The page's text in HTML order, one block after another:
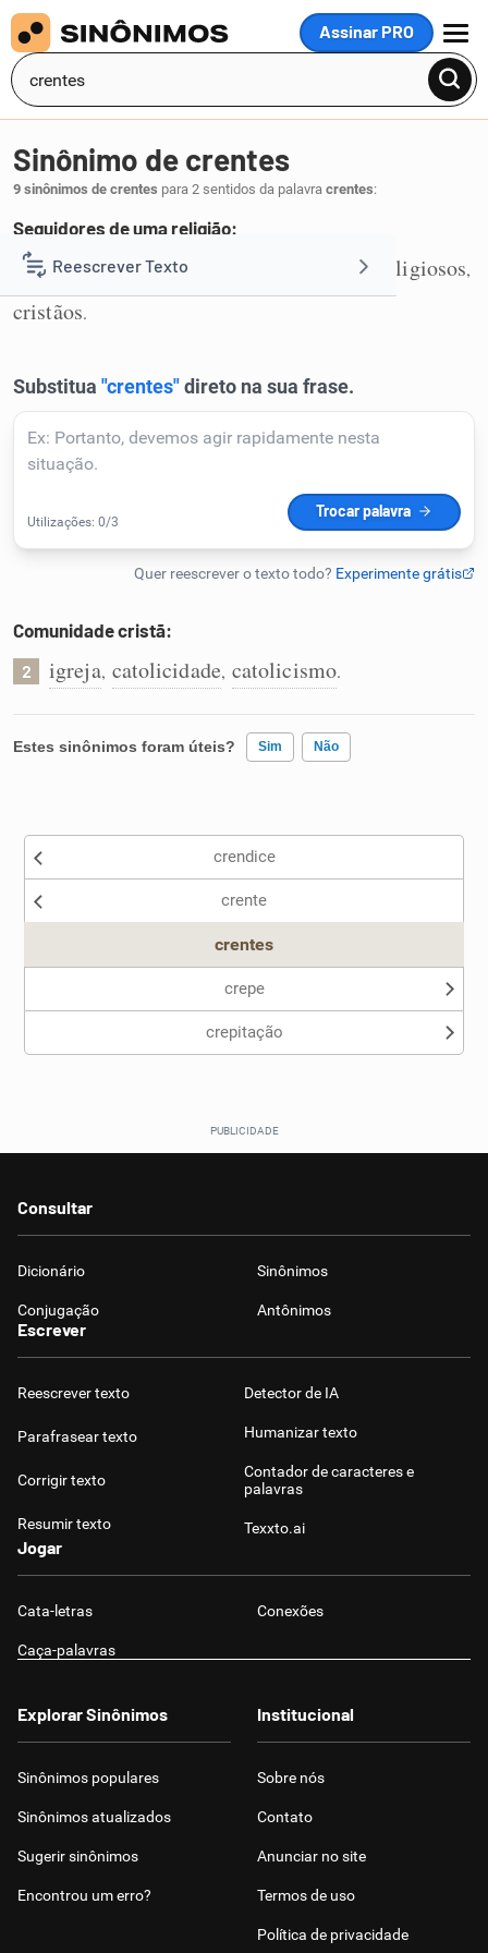
Assinar PRO
MENU
Reescrever Texto
Corrigir Texto
Detector de IA
Humanizador de IA
Cata-letras
Conexões
Caça-palavras
Dicionário
Sinônimo de crentes
9 sinônimos de crentes para 2 sentidos da palavra crentes:
Seguidores de uma religião:
1 fiéis,rebanho,católicos seguidores religiosos,
cristãos.
Comunidade cristã:
2 igreja, catolicidade, catolicismo.
Estes sinônimos foram úteis? Sim Não
Nenhum dos sinônimos apresentados me ajudou
crendice
crente
crentes
crepe
crepitação
Consultar
Dicionário Sinônimos
Conjugação Antônimos
Escrever
Reescrever texto
Parafrasear texto
Corrigir texto
Resumir texto
Detector de IA
Humanizar texto
Contador de caracteres e
palavras
Texxto.ai
Jogar
Cata-letras Conexões
Caça-palavras
Explorar Sinônimos
Sinônimos populares
Sinônimos atualizados
Sugerir sinônimos
Encontrou um erro?
Institucional
Sobre nós
Contato
Anunciar no site
Termos de uso
Política de privacidade